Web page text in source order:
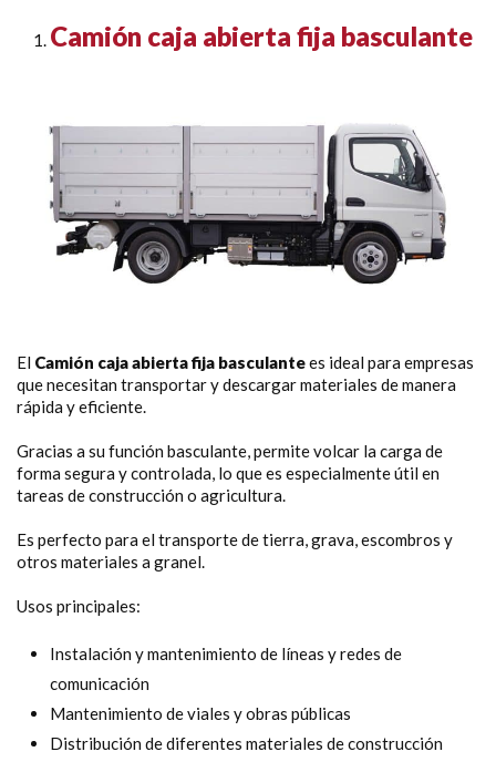
Camión caja abierta fija basculante
El Camión caja abierta fija basculantees ideal para empresas
que necesitan transportar y descargar materiales de manera
rápida y eficiente.
Gracias a su función basculante, permite volcar la carga de
forma segura y controlada, lo que es especialmente útil en
tareas de construcción o agricultura.
Es perfecto para el transporte de tierra, grava, escombros y
otros materiales a granel.
Usos principales:
Instalación y mantenimiento de líneas y redes de
comunicación
Mantenimiento de viales y obras públicas
Distribución de diferentes materiales de construcción